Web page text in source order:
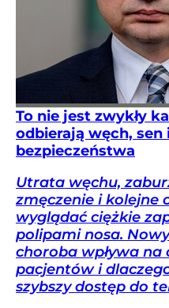
To nie jest zwykły
odbierają węch, sen
bezpieczeństwa
Utrata węchu,
zmęczenie i kolejne
wyglądać ciężkie
polipami nosa.
choroba wpływa na
pacjentów i
szybszy dostęp do